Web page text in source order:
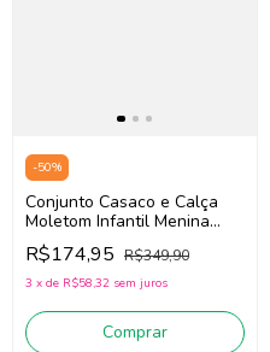
-50%
Conjunto Casaco e Calça
Moletom Infantil Menina
Mon Sucré 138022444
(Verde/Roxo)
R$174,95 R$349,90
3 x de R$58,32 sem juros
Comprar